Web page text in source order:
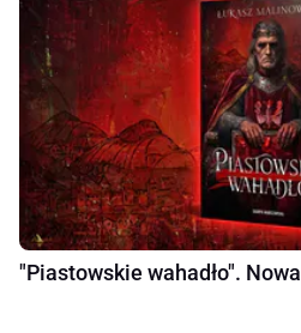
"Piastowskie wahadło".